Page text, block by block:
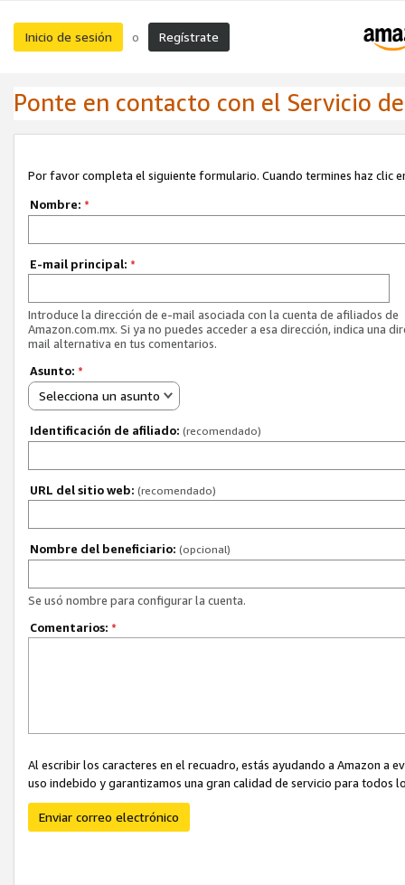
Inicio de sesión o Regístrate
Ponte en contacto con el Servicio
Por favor completa el siguiente formulario. Cuando termines haz clic
Nombre: *
E-mail principal: *
Introduce la dirección de e-mail asociada con la cuenta de afiliados de
Amazon.com.mx. Si ya no puedes acceder a esa dirección, indica una
mail alternativa en tus comentarios.
Asunto: *
Selecciona un asunto
Identificación de afiliado: (recomendado)
URL del sitio web: (recomendado)
Nombre del beneficiario: (opcional)
Se usó nombre para configurar la cuenta.
Comentarios: *
Al escribir los caracteres en el recuadro, estás ayudando a Amazon
uso indebido y garantizamos una gran calidad de servicio para todos
Enviar correo electrónico